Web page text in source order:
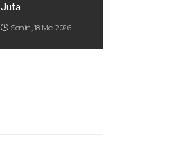
Juta
Senin, 18 Mei 2026